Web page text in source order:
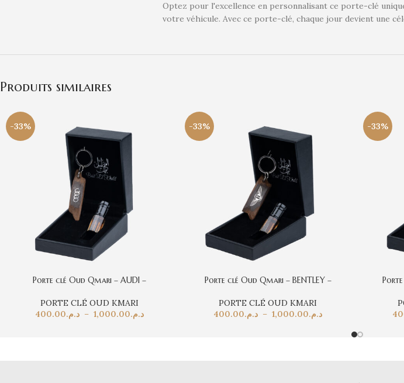
Optez pour l'excellence en personnalisant ce porte-clé
votre véhicule. Avec ce porte-clé, chaque jour devient une
Produits similaires
-33%
Porte clé Oud Qmari – AUDI –
PORTE CLÉ OUD KMARI
د.م.400.00 – د.م.1,000.00
-33%
Porte clé Oud Qmari – BENTLEY –
PORTE CLÉ OUD KMARI
د.م.400.00 – د.م.1,000.00
-33%